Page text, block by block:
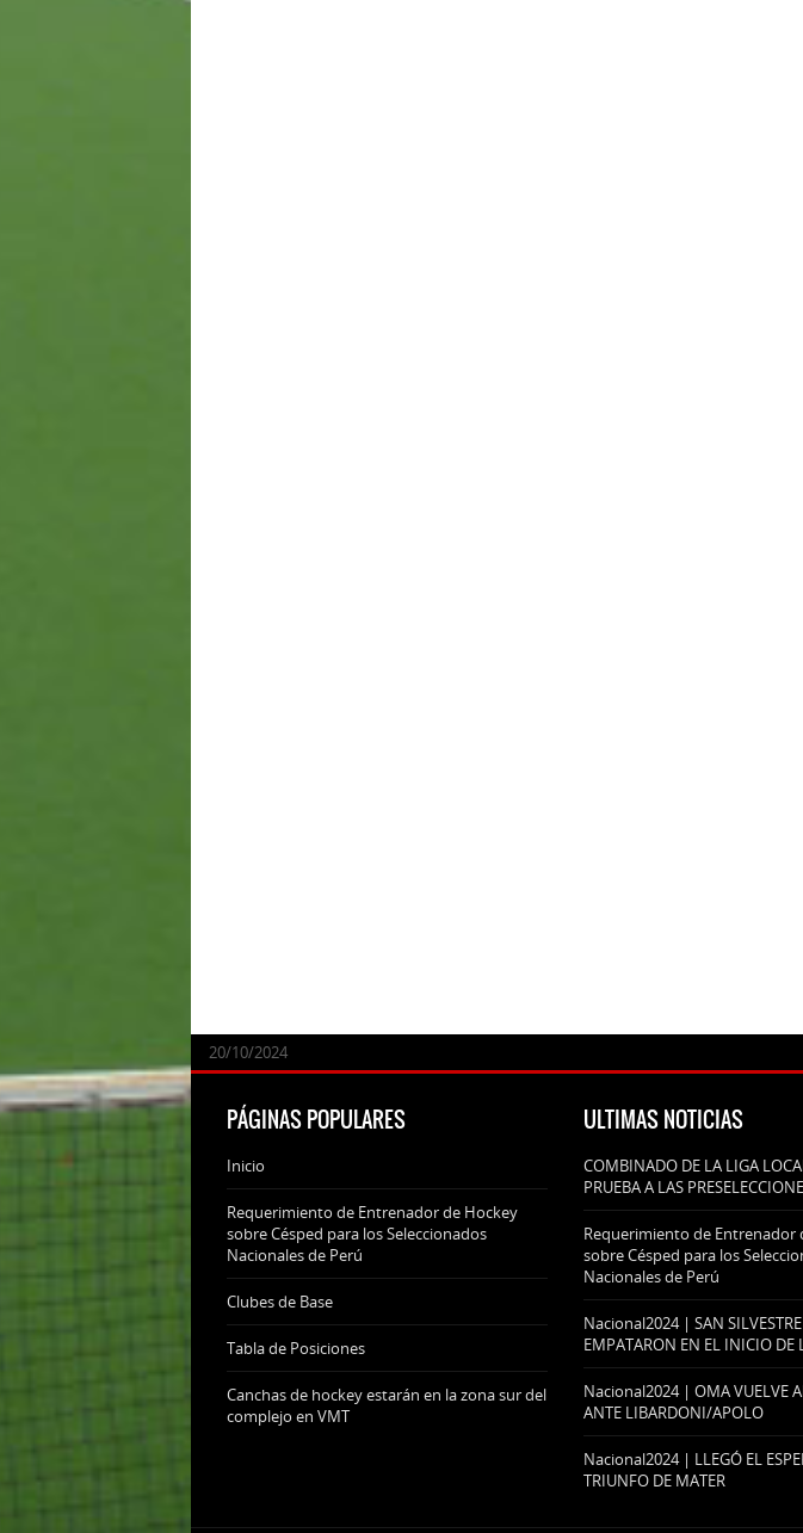
24/09/2025
07/11/2024
20/10/2024
20/10/2024
PÁGINAS POPULARES
Inicio
Requerimiento de Entrenador de Hockey
sobre Césped para los Seleccionados
Nacionales de Perú
Clubes de Base
Tabla de Posiciones
Canchas de hockey estarán en la zona sur del
complejo en VMT
ULTIMAS NOTICIAS
COMBINADO DE LA LIGA
PRUEBA A LAS
Requerimiento de Entrenador
sobre Césped para los
Nacionales de Perú
Nacional2024 | SAN
EMPATARON EN EL INICIO DE
Nacional2024 | OMA VUELVE
ANTE LIBARDONI/APOLO
Nacional2024 | LLEGÓ EL
TRIUNFO DE MATER